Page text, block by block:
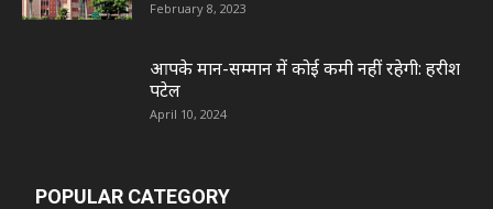
February 8, 2023
आपके मान-सम्मान में कोई कमी नहीं रहेगी: हरीश
पटेल
April 10, 2024
POPULAR CATEGORY